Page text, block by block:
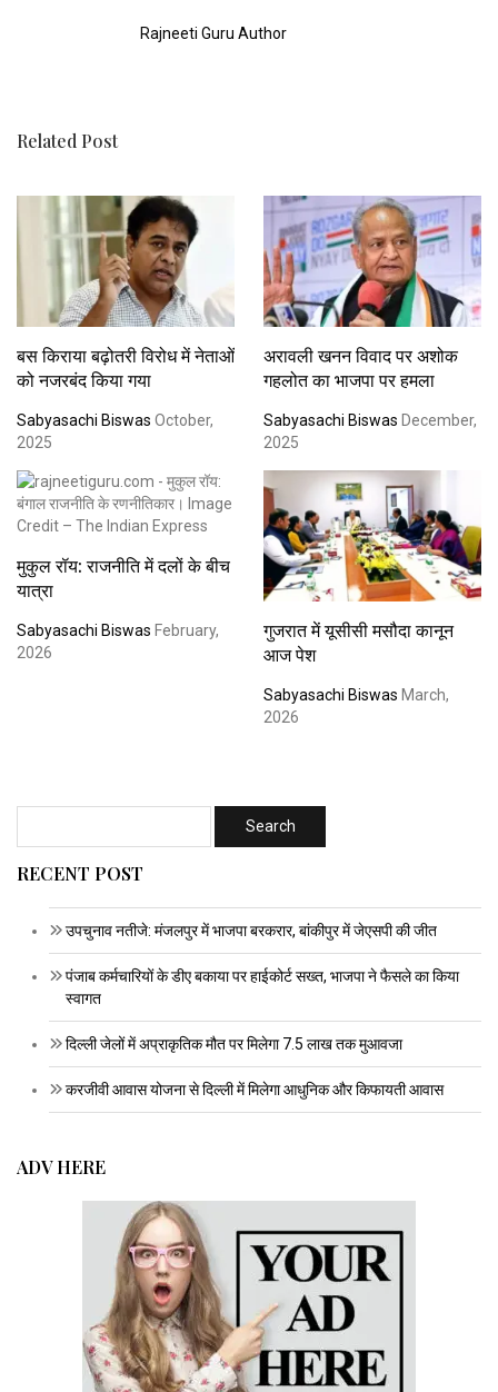
Rajneeti Guru Author
Related Post
बस किराया बढ़ोतरी विरोध में नेताओं
को नजरबंद किया गया
Sabyasachi Biswas October,
2025
अरावली खनन विवाद पर अशोक
गहलोत का भाजपा पर हमला
Sabyasachi Biswas December,
2025
मुकुल रॉय: राजनीति में दलों के बीच
यात्रा
Sabyasachi Biswas February,
2026
गुजरात में यूसीसी मसौदा कानून
आज पेश
Sabyasachi Biswas March,
2026
RECENT POST
उपचुनाव नतीजे: मंजलपुर में भाजपा बरकरार, बांकीपुर में जेएसपी की जीत
पंजाब कर्मचारियों के डीए बकाया पर हाईकोर्ट सख्त, भाजपा ने फैसले का किया
स्वागत
दिल्ली जेलों में अप्राकृतिक मौत पर मिलेगा 7.5 लाख तक मुआवजा
करजीवी आवास योजना से दिल्ली में मिलेगा आधुनिक और किफायती आवास
ADV HERE